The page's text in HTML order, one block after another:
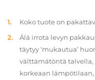
Koko tuote on
Älä irrota levyn
täytyy ‘mukautua’
välttämätöntä
korkeaan